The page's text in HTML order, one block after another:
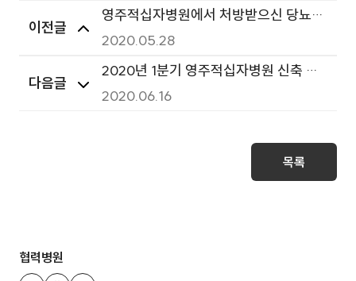
이전글
영주적십자병원에서 처방받으신 당뇨약
은 안심하고 드셔도 됩니다.
2020.05.28
다음글
2020년 1분기 영주적십자병원 신축 임
대형민간투자사업(BTL)성과 평과 결과
2020.06.16
목록
협력병원